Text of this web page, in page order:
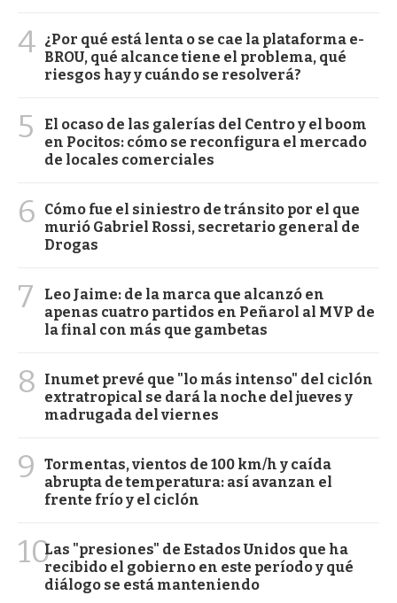
4 ¿Por qué está lenta o se cae la plataforma e-
BROU, qué alcance tiene el problema, qué
riesgos hay y cuándo se resolverá?
5
El ocaso de las galerías del Centro y el boom
en Pocitos: cómo se reconfigura el mercado
de locales comerciales
6
Cómo fue el siniestro de tránsito por el que
murió Gabriel Rossi, secretario general de
Drogas
7
Leo Jaime: de la marca que alcanzó en
apenas cuatro partidos en Peñarol al MVP de
la final con más que gambetas
8
Inumet prevé que "lo más intenso" del ciclón
extratropical se dará la noche del jueves y
madrugada del viernes
9
Tormentas, vientos de 100 km/h y caída
abrupta de temperatura: así avanzan el
frente frío y el ciclón
10Las "presiones" de Estados Unidos que ha
recibido el gobierno en este período y qué
diálogo se está manteniendo